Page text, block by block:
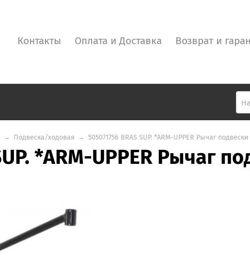
Контакты Оплата и Доставка Возврат и
→ Подвеска/ходовая → 505071756 BRAS SUP. *ARM-UPPER Рычаг
*ARM-UPPER Рычаг